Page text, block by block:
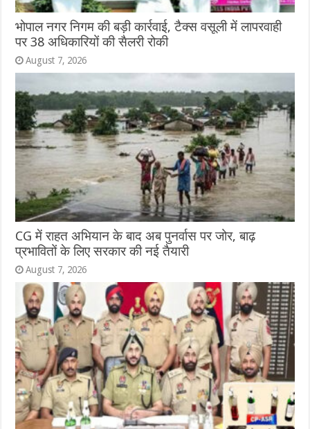
भोपाल नगर निगम की बड़ी कार्रवाई, टैक्स वसूली में लापरवाही
पर 38 अधिकारियों की सैलरी रोकी
August 7, 2026
CG में राहत अभियान के बाद अब पुनर्वास पर जोर, बाढ़
प्रभावितों के लिए सरकार की नई तैयारी
August 7, 2026